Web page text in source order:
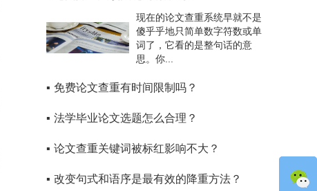
现在的论文查重系统早就不是
傻乎乎地只简单数字符数或单
词了，它看的是整句话的意
思。你...
▪ 免费论文查重有时间限制吗？
▪ 法学毕业论文选题怎么合理？
▪ 论文查重关键词被标红影响不大？
▪ 改变句式和语序是最有效的降重方法？